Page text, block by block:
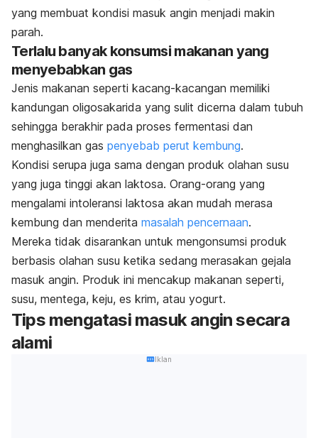
yang membuat kondisi masuk angin menjadi makin
parah.
Terlalu banyak konsumsi makanan yang
menyebabkan gas
Jenis makanan seperti kacang-kacangan memiliki
kandungan oligosakarida yang sulit dicerna dalam tubuh
sehingga berakhir pada proses fermentasi dan
menghasilkan gas penyebab perut kembung.
Kondisi serupa juga sama dengan produk olahan susu
yang juga tinggi akan laktosa. Orang-orang yang
mengalami intoleransi laktosa akan mudah merasa
kembung dan menderita masalah pencernaan.
Mereka tidak disarankan untuk mengonsumsi produk
berbasis olahan susu ketika sedang merasakan gejala
masuk angin. Produk ini mencakup makanan seperti,
susu, mentega, keju, es krim, atau yogurt.
Tips mengatasi masuk angin secara
alami
Iklan